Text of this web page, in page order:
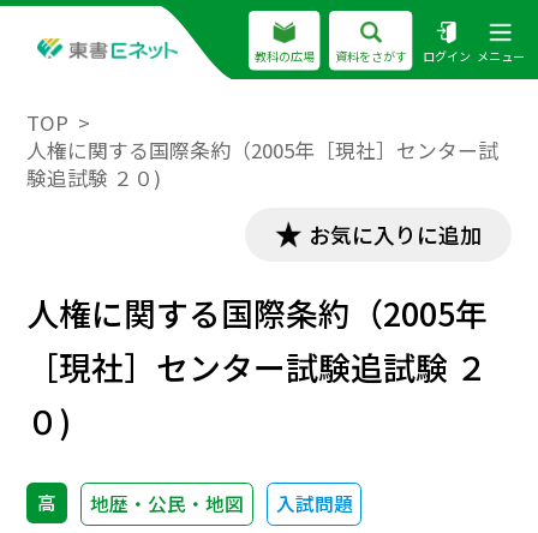
教科の広場 資料をさがす ログイン メニュー
TOP
人権に関する国際条約（2005年［現社］センター試
験追試験 ２０)
お気に入りに追加
人権に関する国際条約（2005年
［現社］センター試験追試験 ２
０)
高 地歴・公民・地図 入試問題